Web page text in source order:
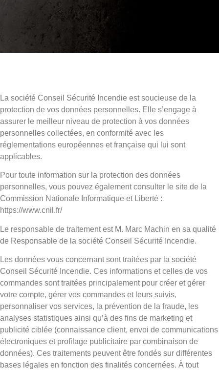
La société Conseil Sécurité Incendie est soucieuse de la
protection de vos données personnelles. Elle s’engage à
assurer le meilleur niveau de protection à vos données
personnelles collectées, en conformité avec les
réglementations européennes et française qui lui sont
applicables.
Pour toute information sur la protection des données
personnelles, vous pouvez également consulter le site de la
Commission Nationale Informatique et Liberté :
https://www.cnil.fr/
Le responsable de traitement est M. Marc Machin en sa qualité
de Responsable de la société Conseil Sécurité Incendie.
Les données vous concernant sont traitées par la société
Conseil Sécurité Incendie. Ces informations et celles de vos
commandes sont traitées principalement pour créer et gérer
votre compte, gérer vos commandes et leurs suivis,
personnaliser vos services, la prévention de la fraude, les
analyses statistiques ainsi qu’à des fins de marketing et
publicité ciblée (connaissance client, envoi de communications
électroniques et profilage publicitaire par combinaison de
données). Ces traitements peuvent être fondés sur différentes
bases légales en fonction des finalités concernées. À tout